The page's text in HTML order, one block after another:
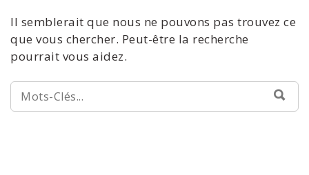
Il semblerait que nous ne pouvons pas trouvez ce
que vous chercher. Peut-être la recherche
pourrait vous aidez.
RECHERCHE: